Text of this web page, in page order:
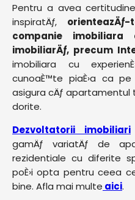
Pentru a avea
inspiratÄƒ,
companie imobiliara
imobiliarÄƒ, precum
imobiliara cu
cunoaÈ™te piaÈ›a ca
asigura cÄƒ apartamentul
dorite.
Dezvoltatorii imobiliari
gamÄƒ variatÄƒ de
rezidentiale cu diferite
poÈ›i opta pentru ceea
bine. Afla mai multe aici.